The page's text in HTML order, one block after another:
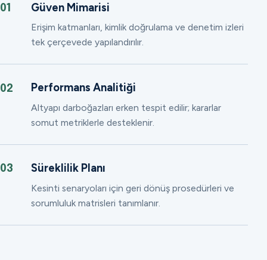
01 Güven Mimarisi
Erişim katmanları, kimlik doğrulama ve denetim izleri
tek çerçevede yapılandırılır.
02 Performans Analitiği
Altyapı darboğazları erken tespit edilir; kararlar
somut metriklerle desteklenir.
03 Süreklilik Planı
Kesinti senaryoları için geri dönüş prosedürleri ve
sorumluluk matrisleri tanımlanır.